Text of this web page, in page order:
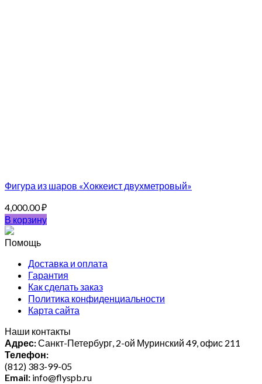
Фигура из шаров «Хоккеист двухметровый»
4,000.00₽
В корзину
Помощь
Доставка и оплата
Гарантия
Как сделать заказ
Политика конфиденциальности
Карта сайта
Наши контакты
Адрес:Санкт-Петербург, 2-ой Муринский 49, офис 211
Телефон:
(812) 383-99-05
Email: info@flyspb.ru